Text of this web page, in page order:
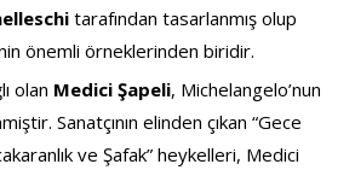
tarafından tasarlanmış olup
önemli örneklerinden biridir.
olan Medici Şapeli, Michelangelo’nun
Sanatçının elinden çıkan “Gece
ve Şafak” heykelleri, Medici